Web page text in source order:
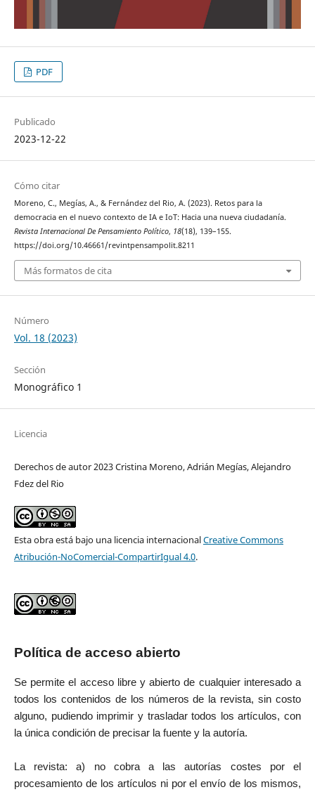
PDF
Publicado
2023-12-22
Cómo citar
Moreno, C., Megías, A., & Fernández del Rio, A. (2023). Retos para la
democracia en el nuevo contexto de IA e IoT: Hacia una nueva ciudadanía.
Revista Internacional De Pensamiento Político, 18(18), 139–155.
https://doi.org/10.46661/revintpensampolit.8211
Más formatos de cita
Número
Vol. 18 (2023)
Sección
Monográfico 1
Licencia
Derechos de autor 2023 Cristina Moreno, Adrián Megías, Alejandro
Fdez del Rio
Esta obra está bajo una licencia internacionalCreative Commons
Atribución-NoComercial-CompartirIgual 4.0.
Política de acceso abierto
Se permite el acceso libre y abierto de cualquier interesado a
todos los contenidos de los números de la revista, sin costo
alguno, pudiendo imprimir y trasladar todos los artículos, con
la única condición de precisar la fuente y la autoría.
La revista: a) no cobra a las autorías costes por el
procesamiento de los artículos ni por el envío de los mismos,